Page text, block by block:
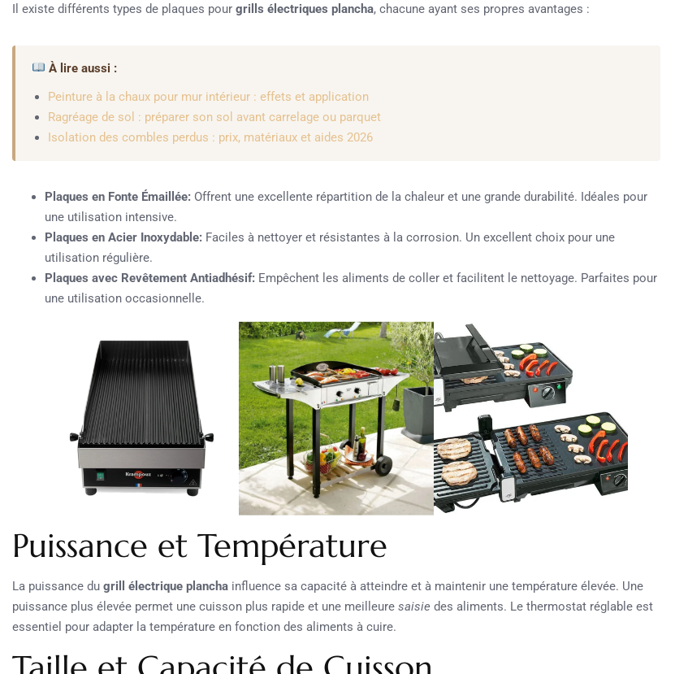
Il existe différents types de plaques pour grills électriques plancha, chacune ayant ses propres avantages :
À lire aussi :
Peinture à la chaux pour mur intérieur : effets et application
Ragréage de sol : préparer son sol avant carrelage ou parquet
Isolation des combles perdus : prix, matériaux et aides 2026
Plaques en Fonte Émaillée: Offrent une excellente répartition de la chaleur et une grande durabilité. Idéales pour
une utilisation intensive.
Plaques en Acier Inoxydable: Faciles à nettoyer et résistantes à la corrosion. Un excellent choix pour une
utilisation régulière.
Plaques avec Revêtement Antiadhésif: Empêchent les aliments de coller et facilitent le nettoyage. Parfaites pour
une utilisation occasionnelle.
Puissance et Température
La puissance du grill électrique plancha influence sa capacité à atteindre et à maintenir une température élevée. Une
puissance plus élevée permet une cuisson plus rapide et une meilleure saisie des aliments. Le thermostat réglable est
essentiel pour adapter la température en fonction des aliments à cuire.